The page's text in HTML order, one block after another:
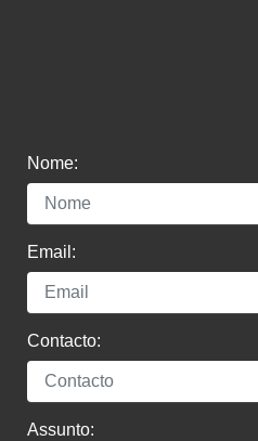
Nome:
Email:
Contacto:
Assunto: